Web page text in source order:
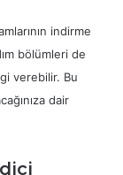
indirme
bölümleri de
verebilir. Bu
dair